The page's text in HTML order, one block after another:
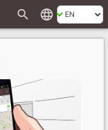
search language